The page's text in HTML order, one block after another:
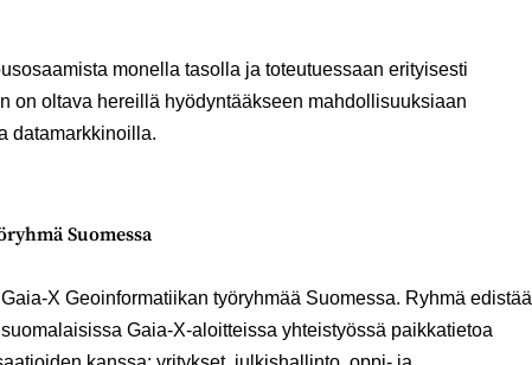
monella tasolla ja toteutuessaan erityisesti
on oltava hereillä hyödyntääkseen mahdollisuuksiaan
datamarkkinoilla.
Suomessa
X Geoinformatiikan työryhmää Suomessa. Ryhmä edistää
Gaia-X-aloitteissa yhteistyössä paikkatietoa